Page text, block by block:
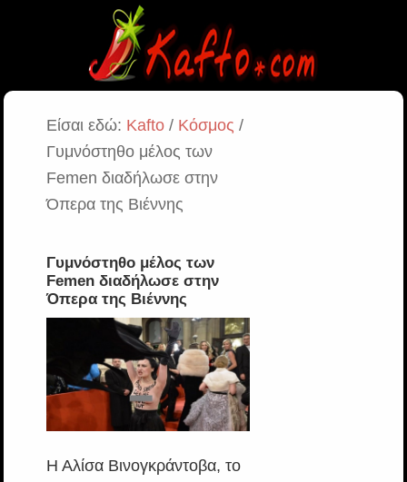
Είσαι εδώ: Kafto/ Κόσμος /
Γυμνόστηθο μέλος των
Femen διαδήλωσε στην
Όπερα της Βιέννης
Γυμνόστηθο μέλος των
Femen διαδήλωσε στην
Όπερα της Βιέννης
Η Αλίσα Βινογκράντοβα, το